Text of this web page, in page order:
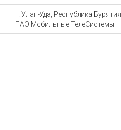
г. Улан-Удэ, Республика Бурятия
ПАО Мобильные ТелеСистемы